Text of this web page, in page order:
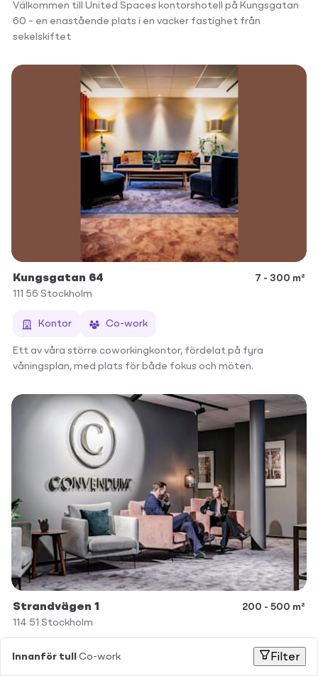
Välkommen till United Spaces kontorshotell på Kungsgatan
60 – en enastående plats i en vacker fastighet från
sekelskiftet
Kungsgatan 64
7 - 300 m²
111 56 Stockholm
Kontor Co-work
Ett av våra större coworkingkontor, fördelat på fyra
våningsplan, med plats för både fokus och möten.
Strandvägen 1
200 - 500 m²
114 51 Stockholm
Kontor Co-work
Innanför tull ·Co-work Filter